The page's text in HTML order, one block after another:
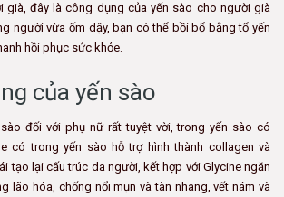
già, đây là công dụng của yến sào cho người già
người vừa ốm dậy, bạn có thể bồi bổ bằng tổ yến
hồi phục sức khỏe.
của yến sào
đối với phụ nữ rất tuyệt vời, trong yến sào có
có trong yến sào hỗ trợ hình thành collagen và
tạo lại cấu trúc da người, kết hợp với Glycine ngăn
lão hóa, chống nổi mụn và tàn nhang, vết nám và